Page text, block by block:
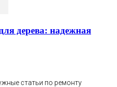
дерева: надежная
статьи по ремонту